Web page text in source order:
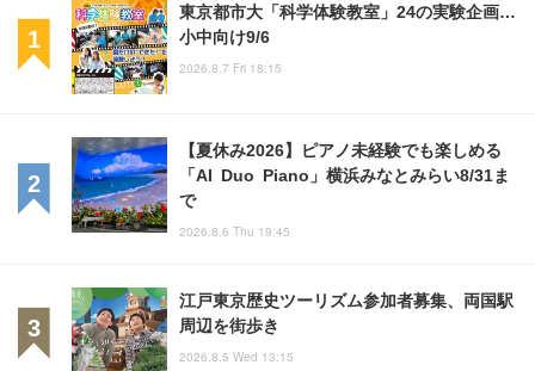
東京都市大「科学体験教室」24の実験企画…
小中向け9/6
2026.8.7 Fri 18:15
【夏休み2026】ピアノ未経験でも楽しめる
「AI Duo Piano」横浜みなとみらい8/31ま
で
2026.8.6 Thu 19:45
江戸東京歴史ツーリズム参加者募集、両国駅
周辺を街歩き
2026.8.5 Wed 13:15